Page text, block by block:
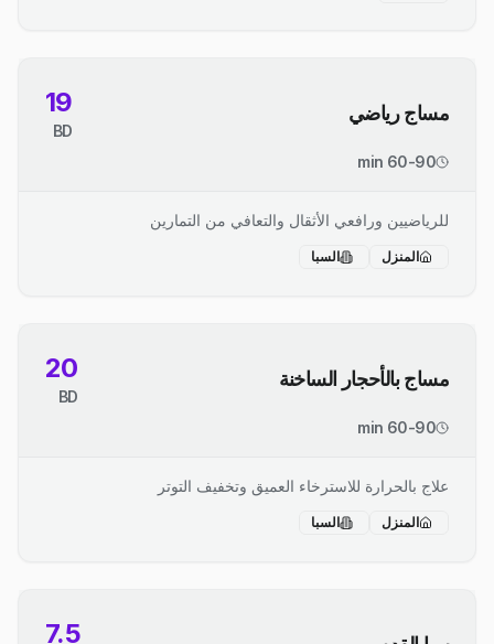
مساج رياضي 19
BD
60-90 min
للرياضيين ورافعي الأثقال والتعافي من التمارين
المنزل السبا
مساج بالأحجار الساخنة 20
BD
60-90 min
علاج بالحرارة للاسترخاء العميق وتخفيف التوتر
المنزل السبا
7.5